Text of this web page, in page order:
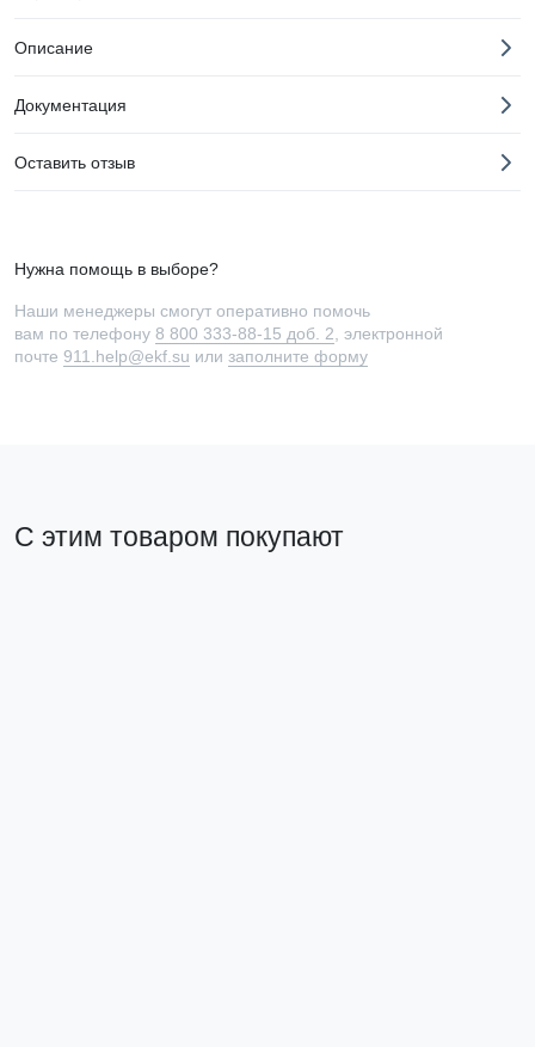
Описание
Документация
Оставить отзыв
Нужна помощь в выборе?
Наши менеджеры смогут оперативно помочь
вам по телефону 8 800 333-88-15 доб. 2 , электронной
почте 911.help@ekf.su или заполните форму
С этим товаром покупают